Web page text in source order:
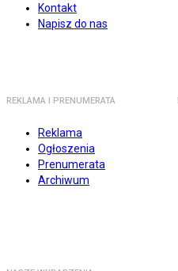
Kontakt
Napisz do nas
REKLAMA I PRENUMERATA
Reklama
Ogłoszenia
Prenumerata
Archiwum